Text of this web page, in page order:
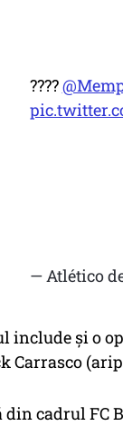
????
— Atlético
include şi o
Carrasco
din cadrul FC